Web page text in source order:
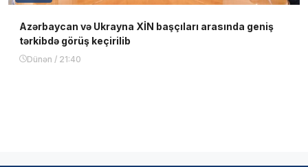
Azərbaycan və Ukrayna XİN başçıları arasında geniş
tərkibdə görüş keçirilib
Dünən / 21:40